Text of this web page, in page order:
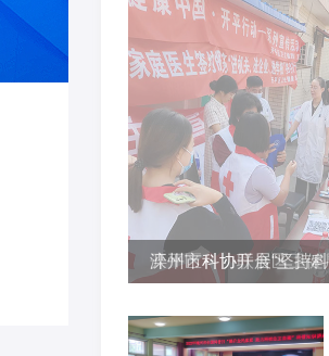
开平区科协联合区卫